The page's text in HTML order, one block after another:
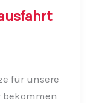
für unsere
bekommen